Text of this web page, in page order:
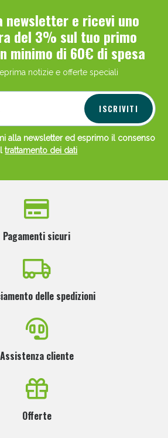
e ricevi uno
del 3% sul tuo primo
minimo di 60€ di spesa
notizie e offerte speciali
ISCRIVITI
alla newsletter ed esprimo il consenso
trattamento dei dati
Pagamenti sicuri
delle spedizioni
Assistenza cliente
Offerte